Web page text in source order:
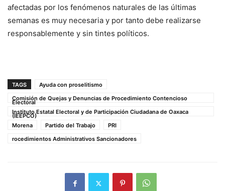
afectadas por los fenómenos naturales de las últimas
semanas es muy necesaria y por tanto debe realizarse
responsablemente y sin tintes políticos.
TAGS
Ayuda con proselitismo
Comisión de Quejas y Denuncias de Procedimiento Contencioso
Electoral
Instituto Estatal Electoral y de Participación Ciudadana de Oaxaca
(IEEPCO)
Morena
Partido del Trabajo
PRI
rocedimientos Administrativos Sancionadores